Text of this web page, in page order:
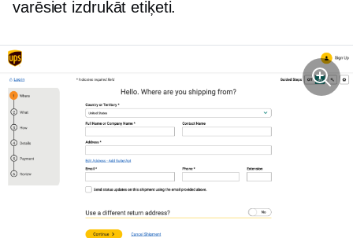
varēsiet izdrukāt etiķeti.